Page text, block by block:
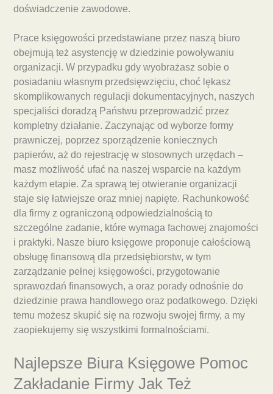
doświadczenie zawodowe.
Prace księgowości przedstawiane przez naszą biuro
obejmują też asystencję w dziedzinie powoływaniu
organizacji. W przypadku gdy wyobrażasz sobie o
posiadaniu własnym przedsięwzięciu, choć lękasz
skomplikowanych regulacji dokumentacyjnych, naszych
specjaliści doradzą Państwu przeprowadzić przez
kompletny działanie. Zaczynając od wyborze formy
prawniczej, poprzez sporządzenie koniecznych
papierów, aż do rejestrację w stosownych urzędach –
masz możliwość ufać na naszej wsparcie na każdym
każdym etapie. Za sprawą tej otwieranie organizacji
staje się łatwiejsze oraz mniej napięte. Rachunkowość
dla firmy z ograniczoną odpowiedzialnością to
szczególne zadanie, które wymaga fachowej znajomości
i praktyki. Nasze biuro księgowe proponuje całościową
obsługę finansową dla przedsiębiorstw, w tym
zarządzanie pełnej księgowości, przygotowanie
sprawozdań finansowych, a oraz porady odnośnie do
dziedzinie prawa handlowego oraz podatkowego. Dzięki
temu możesz skupić się na rozwoju swojej firmy, a my
zaopiekujemy się wszystkimi formalnościami.
Najlepsze Biura Księgowe Pomoc
Zakładanie Firmy Jak Też